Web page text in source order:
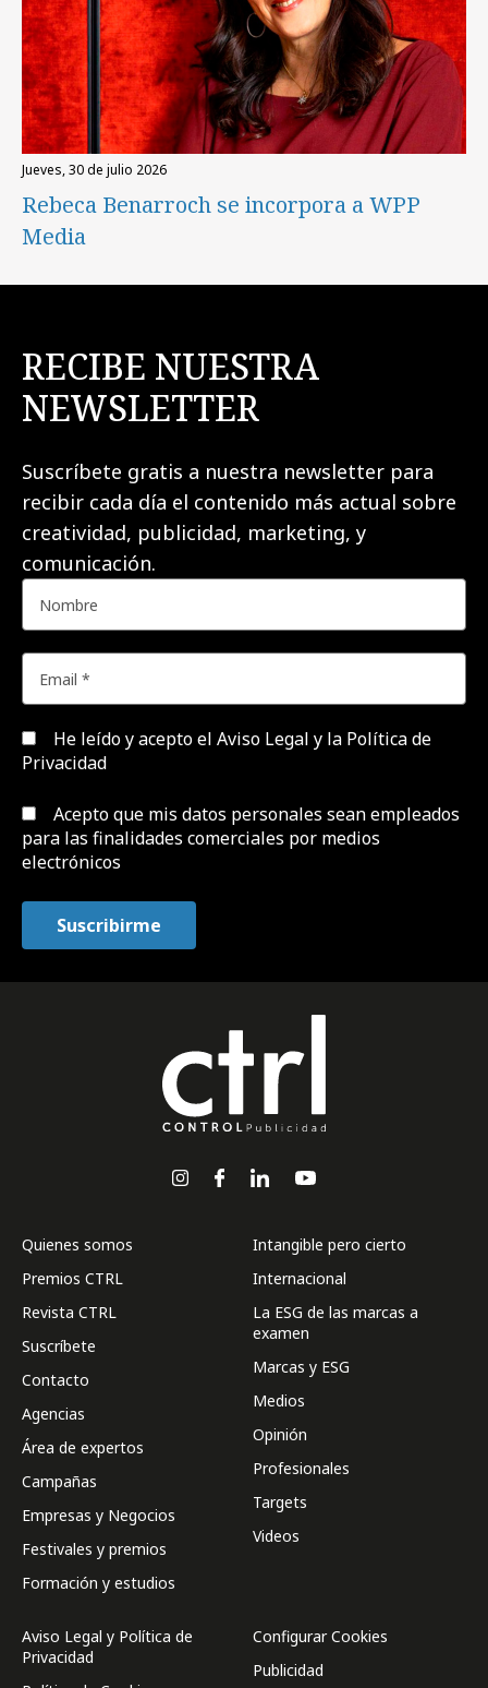
jueves, 30 de julio 2026
Rebeca Benarroch se incorpora a WPP
Media
RECIBE NUESTRA
NEWSLETTER
Suscríbete gratis a nuestra newsletter para
recibir cada día el contenido más actual sobre
creatividad, publicidad, marketing, y
comunicación.
He leído y acepto el Aviso Legal y la Política de
Privacidad
Acepto que mis datos personales sean empleados
para las finalidades comerciales por medios
electrónicos
Quienes somos
Premios CTRL
Revista CTRL
Suscríbete
Contacto
Agencias
Área de expertos
Campañas
Empresas y Negocios
Festivales y premios
Formación y estudios
Intangible pero cierto
Internacional
La ESG de las marcas a
examen
Marcas y ESG
Medios
Opinión
Profesionales
Targets
Videos
Aviso Legal y Política de
Privacidad
Configurar Cookies
Publicidad